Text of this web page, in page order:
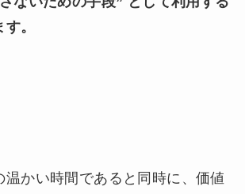
。
温かい時間であると同時に、価値